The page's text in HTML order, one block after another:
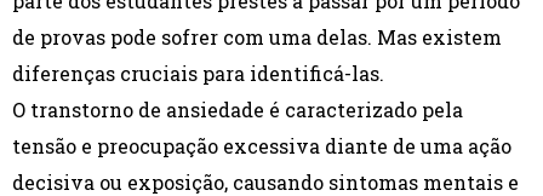
de provas pode sofrer com uma delas. Mas existem
diferenças cruciais para identificá-las.
O transtorno de ansiedade é caracterizado pela
tensão e preocupação excessiva diante de uma ação
decisiva ou exposição, causando sintomas mentais e